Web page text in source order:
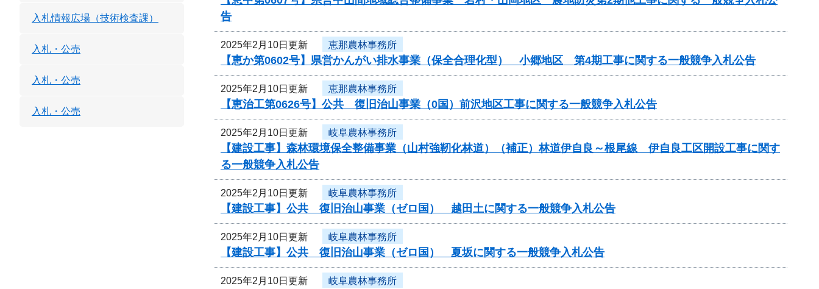
告
2025年2月10日更新 恵那農林事務所
【恵か第0602号】県営かんがい排水事業（保全合理化型） 小郷地区 第4期工事に関する一般競争入札公告
2025年2月10日更新 恵那農林事務所
【恵治工第0626号】公共 復旧治山事業（0国）前沢地区工事に関する一般競争入札公告
2025年2月10日更新 岐阜農林事務所
【建設工事】森林環境保全整備事業（山村強靭化林道）（補正）林道伊自良～根尾線 伊自良工区開設工事に関す
る一般競争入札公告
2025年2月10日更新 岐阜農林事務所
【建設工事】公共 復旧治山事業（ゼロ国） 越田土に関する一般競争入札公告
2025年2月10日更新 岐阜農林事務所
【建設工事】公共 復旧治山事業（ゼロ国） 夏坂に関する一般競争入札公告
2025年2月10日更新 岐阜農林事務所
入札情報広場（技術検査課）
入札・公売
入札・公売
入札・公売